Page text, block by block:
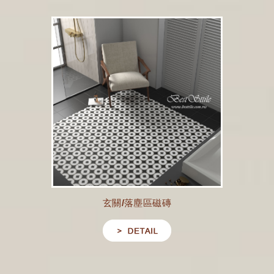
玄關/落塵區磁磚